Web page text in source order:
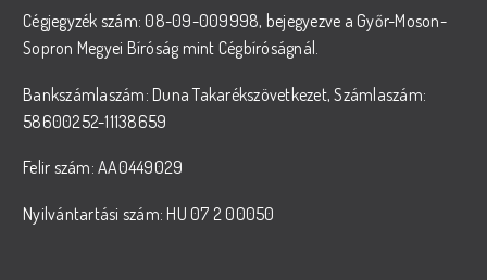
Cégjegyzék szám: 08-09-009998, bejegyezve a Győr-Moson-
Sopron Megyei Bíróság mint Cégbíróságnál.
Bankszámlaszám: Duna Takarékszövetkezet, Számlaszám:
58600252-11138659
Felir szám: AA0449029
Nyilvántartási szám: HU 07 2 00050